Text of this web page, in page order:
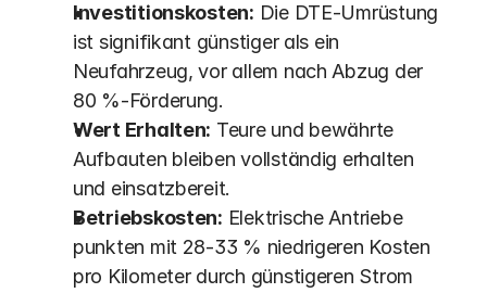
Investitionskosten: Die DTE-Umrüstung
ist signifikant günstiger als ein
Neufahrzeug, vor allem nach Abzug der
80 %-Förderung.
Wert Erhalten: Teure und bewährte
Aufbauten bleiben vollständig erhalten
und einsatzbereit.
Betriebskosten: Elektrische Antriebe
punkten mit 28-33 % niedrigeren Kosten
pro Kilometer durch günstigeren Strom